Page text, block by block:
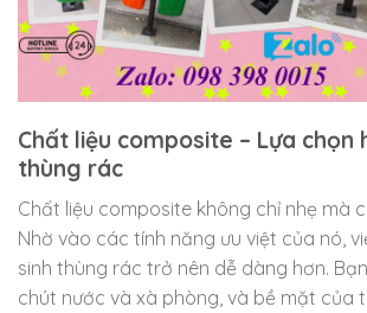
Chất liệu composite – Lựa chọn
thùng rác
Chất liệu composite không chỉ nhẹ mà
Nhờ vào các tính năng ưu việt của nó,
sinh thùng rác trở nên dễ dàng hơn.
chút nước và xà phòng, và bề mặt của